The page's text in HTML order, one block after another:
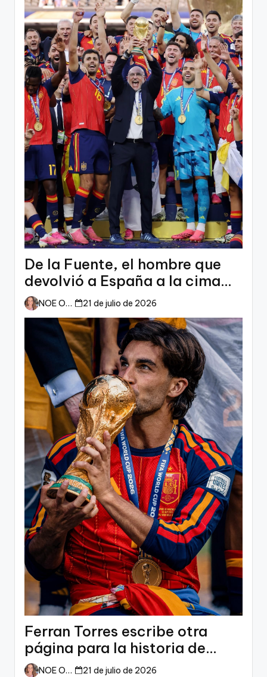
De la Fuente, el hombre que
devolvió a España a la cima
del mundo
NOE ORTIZ 21 de julio de 2026
Ferran Torres escribe otra
página para la historia de
España
NOE ORTIZ 21 de julio de 2026